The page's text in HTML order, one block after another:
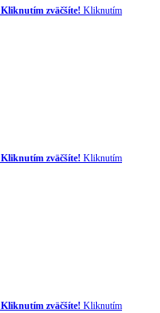
Kliknutím zväčšíte! Kliknutím
Kliknutím zväčšíte! Kliknutím
Kliknutím zväčšíte! Kliknutím